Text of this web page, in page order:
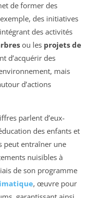
de former des
des initiatives
des activités
ou les projets de
d’acquérir des
mais
d’actions
parlent d’eux-
des enfants et
peut entraîner une
nuisibles à
de son programme
, œuvre pour